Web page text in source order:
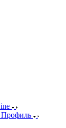
Профиль